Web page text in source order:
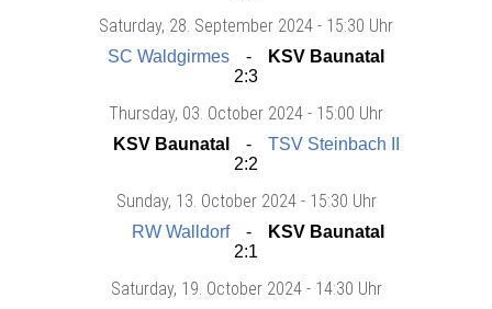
Saturday, 28. September 2024 - 15:30 Uhr
SC Waldgirmes
KSV Baunatal
2:3
Thursday, 03. October 2024 - 15:00 Uhr
KSV Baunatal
TSV Steinbach II
2:2
Sunday, 13. October 2024 - 15:30 Uhr
RW Walldorf
KSV Baunatal
2:1
Saturday, 19. October 2024 - 14:30 Uhr